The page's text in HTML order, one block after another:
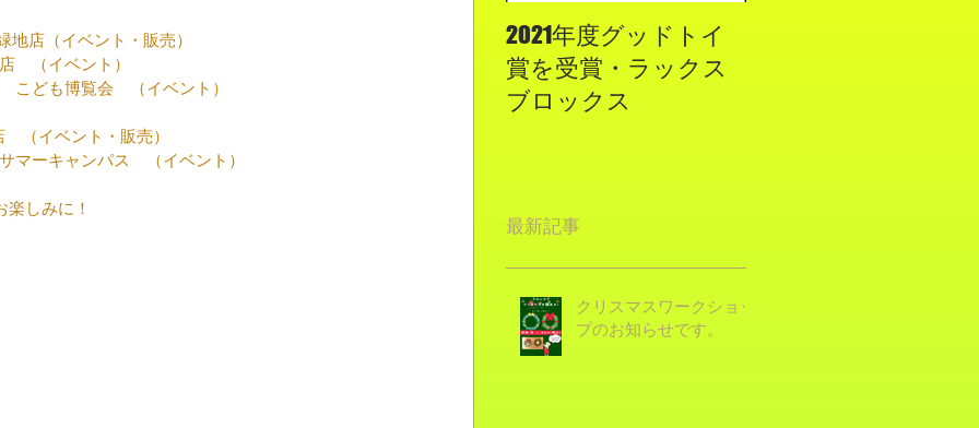
店（イベント・販売）
　（イベント）
こども博覧会　（イベント）
（イベント・販売）
マーキャンパス　（イベント）
しみに！
2021年度グッドトイ
賞を受賞・ラックス
ブロックス
最新記事
クリスマスワークショッ
プのお知らせです。